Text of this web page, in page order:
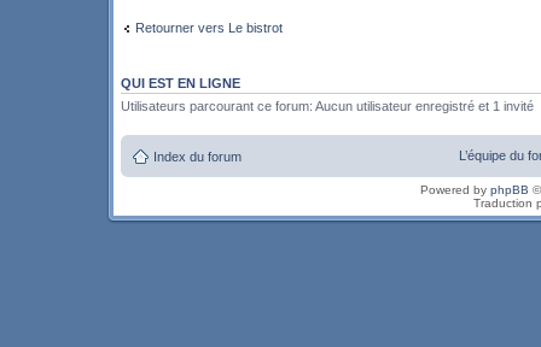
Retourner vers Le bistrot
QUI EST EN LIGNE
Utilisateurs parcourant ce forum: Aucun utilisateur enregistré et 1 invité
Index du forum L’équipe du
Powered by phpBB
Traduction